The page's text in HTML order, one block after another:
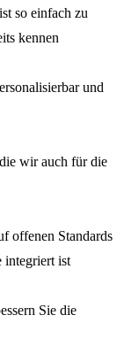
so einfach zu
kennen
und
wir auch für die
offenen Standards
integriert ist
Sie die